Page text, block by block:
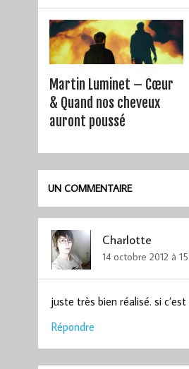
Martin Luminet – Cœur
& Quand nos cheveux
auront poussé
UN COMMENTAIRE
Charlotte
14 octobre 2012 à
juste très bien réalisé. si
Répondre